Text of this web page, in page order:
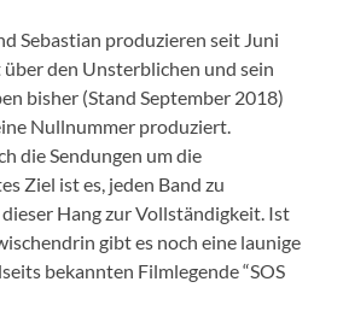
Sebastian produzieren seit Juni
den Unsterblichen und sein
bisher (Stand September 2018)
Nullnummer produziert.
die Sendungen um die
Ziel ist es, jeden Band zu
Hang zur Vollständigkeit. Ist
gibt es noch eine launige
bekannten Filmlegende “SOS